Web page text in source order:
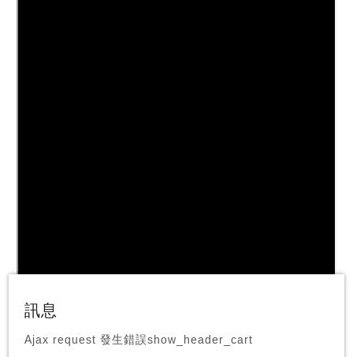
訊息
Ajax request 發生錯誤show_header_cart